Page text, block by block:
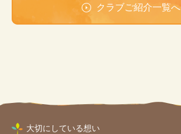
クラブご紹介一覧へ
大切にしている想い